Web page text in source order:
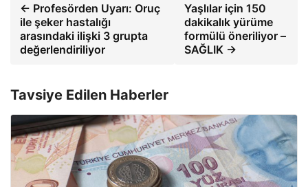
← Profesörden Uyarı: Oruç
ile şeker hastalığı
arasındaki ilişki 3 grupta
değerlendiriliyor
Yaşlılar için 150
dakikalık yürüme
formülü öneriliyor –
SAĞLIK →
Tavsiye Edilen Haberler